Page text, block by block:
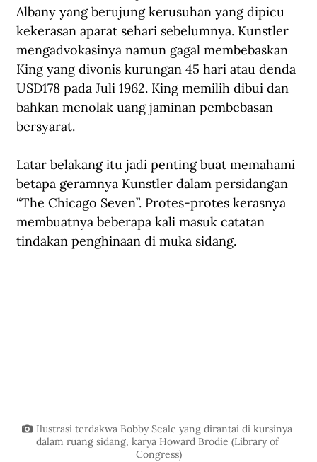
Albany yang berujung kerusuhan yang dipicu
kekerasan aparat sehari sebelumnya. Kunstler
mengadvokasinya namun gagal membebaskan
King yang divonis kurungan 45 hari atau denda
USD178 pada Juli 1962. King memilih dibui dan
bahkan menolak uang jaminan pembebasan
bersyarat.
Latar belakang itu jadi penting buat memahami
betapa geramnya Kunstler dalam persidangan
“The Chicago Seven”. Protes-protes kerasnya
membuatnya beberapa kali masuk catatan
tindakan penghinaan di muka sidang.
Ilustrasi terdakwa Bobby Seale yang dirantai di kursinya
dalam ruang sidang, karya Howard Brodie (Library of
Congress)